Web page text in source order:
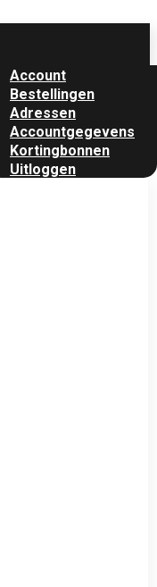
Account
Bestellingen
Adressen
Accountgegevens
Kortingbonnen
Uitloggen